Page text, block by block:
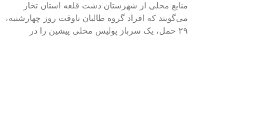
منابع محلی از شهرستان دشت قلعه استان تخار
می‌گویند که افراد گروه طالبان ناوقت روز چهارشنبه،